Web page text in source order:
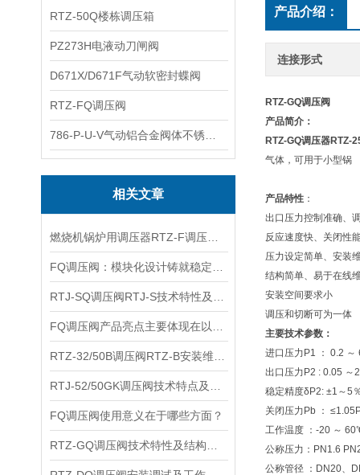
RTZ-50Q楼栋调压箱
PZ273H电液动刀闸阀
D671X/D671F气动软密封蝶阀
RTZ-FQ调压阀
相关文章
FQ调压阀使用意义在于哪些方面？
产品介绍：
连接形式
RTZ-GQ调压阀
产品简介：
RTZ-GQ调压器RTZ-
气体，可用于小型锅
产品特性 ：
出口压力控制准确、
反应速度快、关闭性
压力设定简单、安装
结构简单、易于在线
安装空间要求小
调压和切断可为一体
主要技术参数：
进口压力P1 ： 0.2
出口压力P2 : 0.05 ～
稳定精度δP2: ±1～5
关闭压力Pb ：
工作温度 ：-20 ～
公称压力：PN1.6
公称管径 ：DN20、